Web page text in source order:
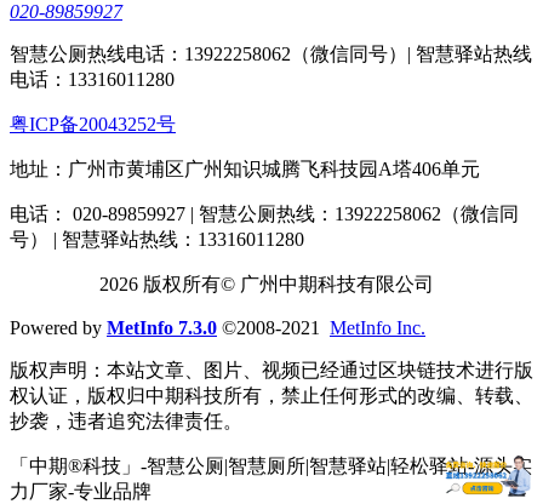
020-89859927
智慧公厕热线电话：13922258062（微信同号）| 智慧驿站热线
电话：13316011280
粤ICP备20043252号
地址：广州市黄埔区广州知识城腾飞科技园A塔406单元
电话： 020-89859927 | 智慧公厕热线：13922258062（微信同
号） | 智慧驿站热线：13316011280
2026 版权所有© 广州中期科技有限公司
Powered by MetInfo 7.3.0 ©2008-2021 MetInfo Inc.
版权声明：本站文章、图片、视频已经通过区块链技术进行版
权认证，版权归中期科技所有，禁止任何形式的改编、转载、
抄袭，违者追究法律责任。
「中期®科技」-智慧公厕|智慧厕所|智慧驿站|轻松驿站-源头实
力厂家-专业品牌